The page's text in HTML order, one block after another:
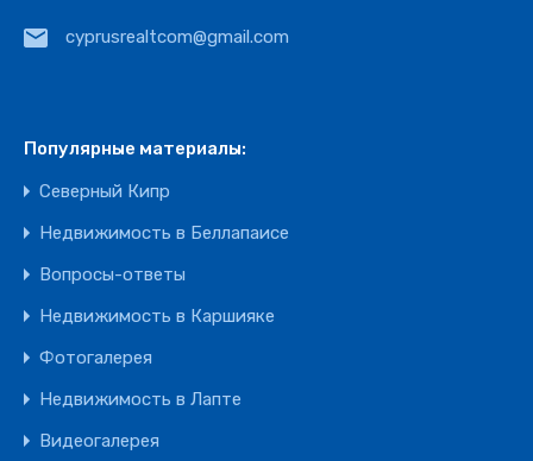
cyprusrealtcom@gmail.com
Популярные материалы:
Северный Кипр
Недвижимость в Беллапаисе
Вопросы-ответы
Недвижимость в Каршияке
Фотогалерея
Недвижимость в Лапте
Видеогалерея